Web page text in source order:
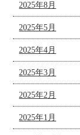
2025年8月
2025年5月
2025年4月
2025年3月
2025年2月
2025年1月